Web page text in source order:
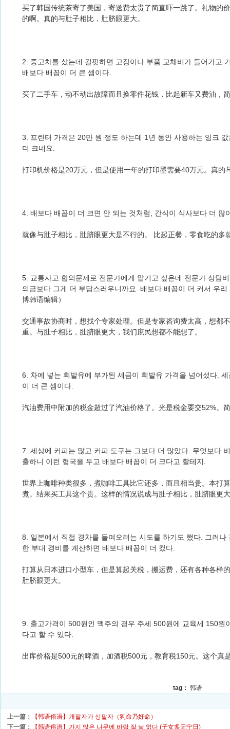
买了韩国传统茶寄了美国，寄送费太贵了简直吓一跳了。礼物的
的啊。真的与肚子相比，肚脐眼更大。
2. 중고차를 샀는데 걸핏하면 고장이나 부품 교체비가 들어가고
배보다 배꼽이 더 큰 셈이다.
买了二手车，动不动出故障而且换零件花钱，比起新车又费油，
3. 프린터 가격은 20만 원 정도 하는데 1년 동안 사용하는 잉크
더 크네요.
打印机价格是20万元，但是使用一年的打印墨需要40万元。真的
4. 배보다 배꼽이 더 크면 안 되는 것처럼, 간식이 식사보다 더 많
就像与肚子相比，肚脐眼更大是不行的。 比起正餐，零食吃的多
5. 교통사고 합의문제로 전문가에게 맡기고 싶은데 전문가 상담
의금보다 그게 더 부담스러우니까요. 배보다 배꼽이 더 커서 우
博韩语编辑）
交通事故协商时，想找个专家处理。但是专家咨询费太高，想都
重。与肚子相比，肚脐眼更大，我们庶民想都不能想了。
6. 차에 넣는 휘발유에 부가된 세금이 휘발유 가격을 넘어섰다.
이 더 큰 셈이다.
汽油费用中附加的税金超过了汽油价格了。光是税金要交52%。
7. 세상에 커피는 많고 커피 도구는 그보다 더 많았다. 무엇보다
출하니 이런 형국을 두고 배보다 배꼽이 더 크다고 할테지.
世界上咖啡种类很多，煮咖啡工具比它还多，而且相当贵。本打
煮。结果买工具这个贵。这样的情况说成与肚子相比，肚脐眼更
8. 일본에서 직접 경차를 들여오려는 시도를 하기도 했다. 그러
한 부대 경비를 계산하면 배보다 배꼽이 더 컸다.
打算从日本进口小型车，但是算起关税，搬运费，还有各种各样
肚脐眼更大。
9. 출고가격이 500원인 맥주의 경우 주세 500원에 교육세 150원
다고 할 수 있다.
出库价格是500元的啤酒，加酒税500元，教育税150元。这个真
tag： 韩语
上一篇：
【韩语俗语】개팔자가 상팔자（狗命乃好命）
下一篇：
【韩语俗语】가지 많은 나무에 바람 잘 날 없다 (子女多无宁日)